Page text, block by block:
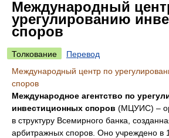
Международный
урегулированию
споров
Толкование
Перевод
Международный центр по
споров
Международное агентство по
инвестиционных споров (МЦУИС) –
в структуру Всемирного банка,
арбитражных споров. Оно учреждено в